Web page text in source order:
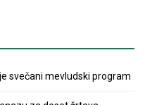
svečani mevludski program